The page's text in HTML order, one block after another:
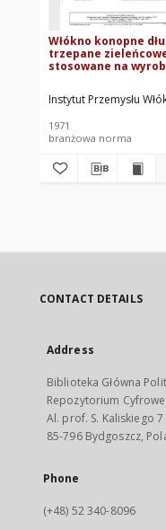
Włókno konopne
trzepane
stosowane na
Instytut Przemysłu
1971
branżowa norma
CONTACT DETAILS
Address
Biblioteka Główna
Repozytorium Cyfrowe
Al. prof. S. Kaliskiego 7
85-796 Bydgoszcz,
Phone
(+48) 52 340-8096